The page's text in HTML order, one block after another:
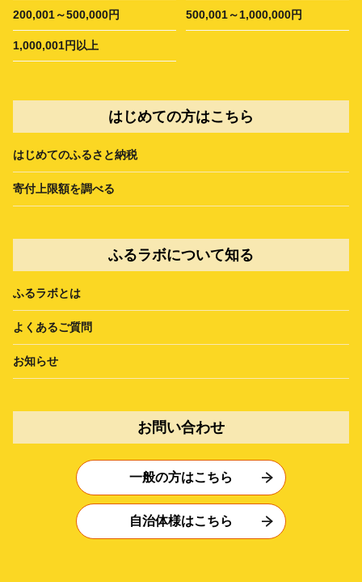
200,001～500,000円 500,001～1,000,000円
1,000,001円以上
はじめての方はこちら
はじめてのふるさと納税
寄付上限額を調べる
ふるラボについて知る
ふるラボとは
よくあるご質問
お知らせ
お問い合わせ
一般の方はこちら
自治体様はこちら